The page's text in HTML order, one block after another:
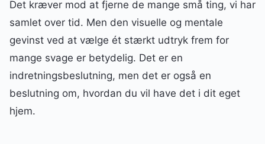
Det kræver mod at fjerne de mange små ting, vi har
samlet over tid. Men den visuelle og mentale
gevinst ved at vælge ét stærkt udtryk frem for
mange svage er betydelig. Det er en
indretningsbeslutning, men det er også en
beslutning om, hvordan du vil have det i dit eget
hjem.